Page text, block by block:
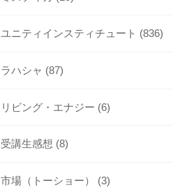
ユニティインスティチュート (836)
ラハシャ (87)
リビング・エナジー (6)
受講生感想 (8)
市場（トーショー） (3)